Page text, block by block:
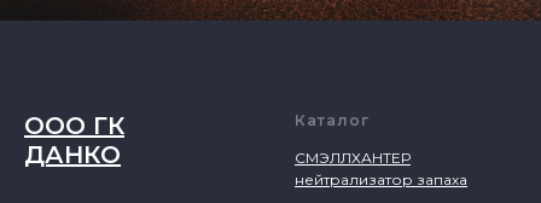
ООО ГК
ДАНКО
Каталог
СМЭЛЛХАНТЕР
нейтрализатор запаха